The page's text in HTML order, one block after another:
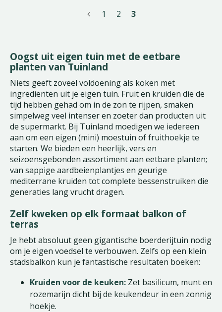
1 2 3
Oogst uit eigen tuin met de eetbare
planten van Tuinland
Niets geeft zoveel voldoening als koken met
ingrediënten uit je eigen tuin. Fruit en kruiden die de
tijd hebben gehad om in de zon te rijpen, smaken
simpelweg veel intenser en zoeter dan producten uit
de supermarkt. Bij Tuinland moedigen we iedereen
aan om een eigen (mini) moestuin of fruithoekje te
starten. We bieden een heerlijk, vers en
seizoensgebonden assortiment aan eetbare planten;
van sappige aardbeienplantjes en geurige
mediterrane kruiden tot complete bessenstruiken die
generaties lang vrucht dragen.
Zelf kweken op elk formaat balkon of
terras
Je hebt absoluut geen gigantische boerderijtuin nodig
om je eigen voedsel te verbouwen. Zelfs op een klein
stadsbalkon kun je fantastische resultaten boeken:
Kruiden voor de keuken: Zet basilicum, munt en
rozemarijn dicht bij de keukendeur in een zonnig
hoekje.